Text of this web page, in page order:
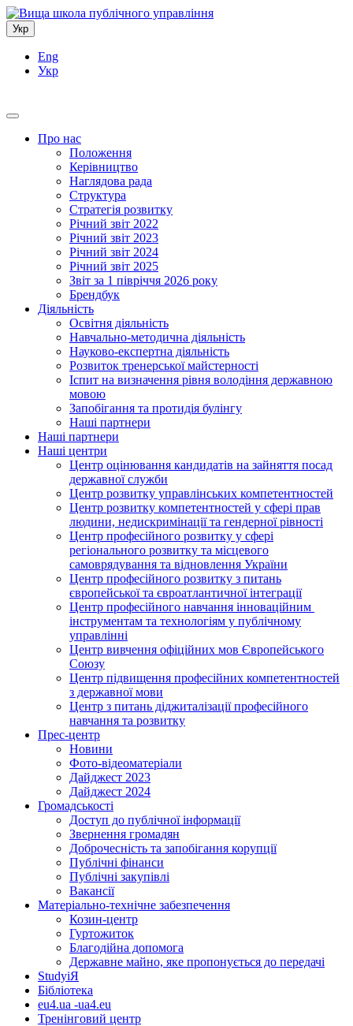
Укр
Eng
Укр
Про нас
Положення
Керівництво
Наглядова рада
Структура
Стратегія розвитку
Річний звіт 2022
Річний звіт 2023
Річний звіт 2024
Річний звіт 2025
Звіт за 1 півріччя 2026 року
Брендбук
Діяльність
Освітня діяльність
Навчально-методична діяльність
Науково-експертна діяльність
Розвиток тренерської майстерності
Іспит на визначення рівня володіння державною
мовою
Запобігання та протидія булінгу
Наші партнери
Наші партнери
Наші центри
Центр оцінювання кандидатів на зайняття посад
державної служби
Центр розвитку управлінських компетентностей
Центр розвитку компетентностей у сфері прав
людини, недискримінації та гендерної рівності
Центр професійного розвитку у сфері
регіонального розвитку та місцевого
самоврядування та відновлення України
Центр професійного розвитку з питань
європейської та євроатлантичної інтеграції
Центр професійного навчання інноваційним
інструментам та технологіям у публічному
управлінні
Центр вивчення офіційних мов Європейського
Союзу
Центр підвищення професійних компетентностей
з державної мови
Центр з питань діджиталізації професійного
навчання та розвитку
Прес-центр
Новини
Фото-відеоматеріали
Дайджест 2023
Дайджест 2024
Громадськості
Доступ до публічної інформації
Звернення громадян
Доброчесність та запобігання корупції
Публічні фінанси
Публічні закупівлі
Вакансії
Матеріально-технічне забезпечення
Козин-центр
Гуртожиток
Благодійна допомога
Державне майно, яке пропонується до передачі
StudyіЯ
Бібліотека
eu4.ua -ua4.eu
Тренінговий центр